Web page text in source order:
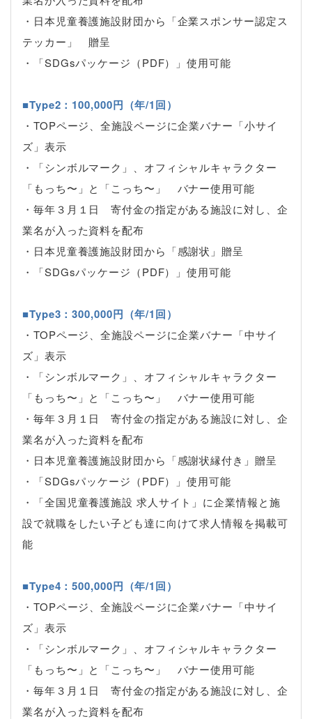
・日本児童養護施設財団から「企業スポンサー認定ス
テッカー」 贈呈
・「SDGsパッケージ（PDF）」使用可能
■Type2：100,000円（年/1回）
・TOPページ、全施設ページに企業バナー「小サイ
ズ」表示
・「シンボルマーク」、オフィシャルキャラクター
「もっち〜」と「こっち〜」 バナー使用可能
・毎年３月１日 寄付金の指定がある施設に対し、企
業名が入った資料を配布
・日本児童養護施設財団から「感謝状」贈呈
・「SDGsパッケージ（PDF）」使用可能
■Type3：300,000円（年/1回）
・TOPページ、全施設ページに企業バナー「中サイ
ズ」表示
・「シンボルマーク」、オフィシャルキャラクター
「もっち〜」と「こっち〜」 バナー使用可能
・毎年３月１日 寄付金の指定がある施設に対し、企
業名が入った資料を配布
・日本児童養護施設財団から「感謝状縁付き」贈呈
・「SDGsパッケージ（PDF）」使用可能
・「全国児童養護施設 求人サイト」に企業情報と施
設で就職をしたい子ども達に向けて求人情報を掲載可
能
■Type4：500,000円（年/1回）
・TOPページ、全施設ページに企業バナー「中サイ
ズ」表示
・「シンボルマーク」、オフィシャルキャラクター
「もっち〜」と「こっち〜」 バナー使用可能
・毎年３月１日 寄付金の指定がある施設に対し、企
業名が入った資料を配布